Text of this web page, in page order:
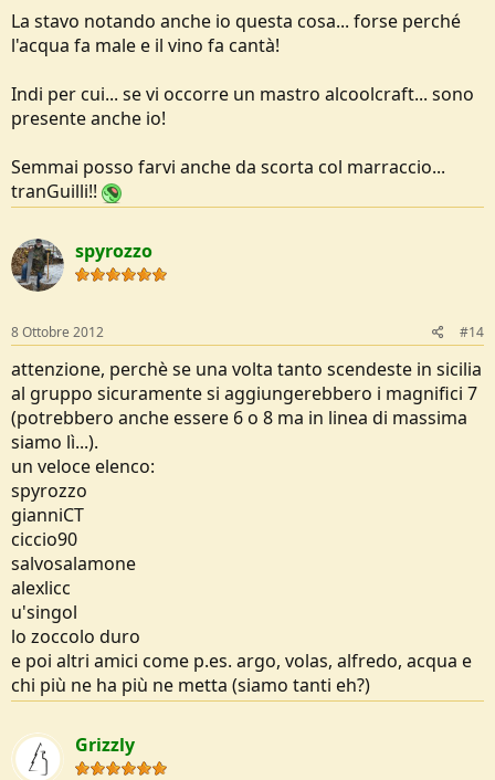
La stavo notando anche io questa cosa... forse perché
l'acqua fa male e il vino fa cantà!
Indi per cui... se vi occorre un mastro alcoolcraft... sono
presente anche io!
Semmai posso farvi anche da scorta col marraccio...
tranGuilli!!
spyrozzo
8 Ottobre 2012 #14
attenzione, perchè se una volta tanto scendeste in sicilia
al gruppo sicuramente si aggiungerebbero i magnifici 7
(potrebbero anche essere 6 o 8 ma in linea di massima
siamo lì...).
un veloce elenco:
spyrozzo
gianniCT
ciccio90
salvosalamone
alexlicc
u'singol
lo zoccolo duro
e poi altri amici come p.es. argo, volas, alfredo, acqua e
chi più ne ha più ne metta (siamo tanti eh?)
Grizzly